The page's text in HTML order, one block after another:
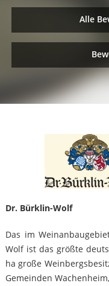
Alle
Dr. Bürklin-Wolf
Das im
Wolf ist das größte
ha große
Gemeinden